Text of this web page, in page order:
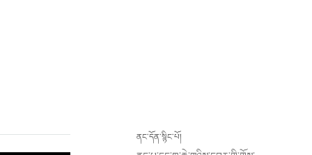
ནང་དོན་སྙིང་པོ།